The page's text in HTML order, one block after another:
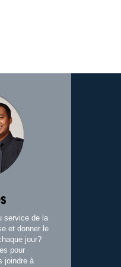
service de la
et donner le
jour?
pour
joindre à